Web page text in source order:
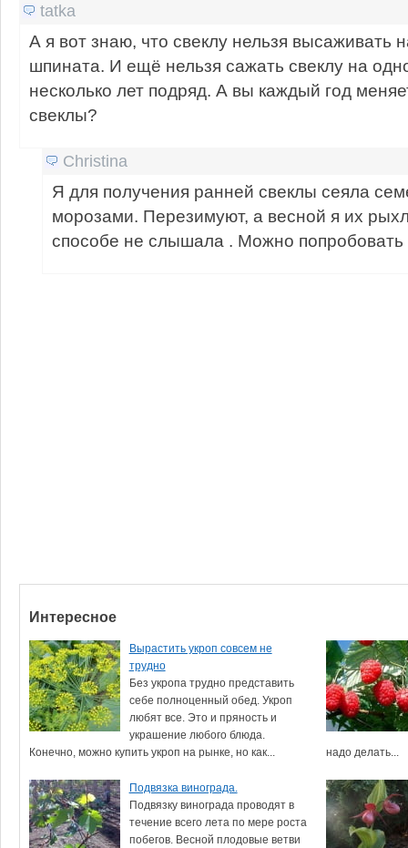
tatka
А я вот знаю, что свеклу нельзя высаживать
шпината. И ещё нельзя сажать свеклу на
несколько лет подряд. А вы каждый год
свеклы?
Christina
Я для получения ранней свеклы сеяла
морозами. Перезимуют, а весной я их
способе не слышала . Можно попробовать
Интересное
Вырастить укроп совсем не
трудно
Без укропа трудно представить
себе полноценный обед. Укроп
любят все. Это и пряность и
украшение любого блюда.
Конечно, можно купить укроп на рынке, но как...
надо делать...
Подвязка винограда.
Подвязку винограда проводят в
течение всего лета по мере роста
побегов. Весной плодовые ветви